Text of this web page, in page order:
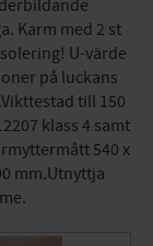
Karm med 2 st
U-värde
på luckans
till 150
klass 4 samt
540 x
mm.Utnyttja